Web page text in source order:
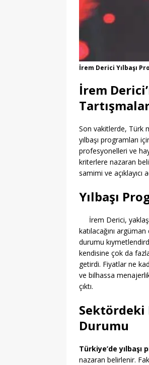
İrem Derici Yılbaşı
İrem
Son vakitlerde, Türk
yılbaşı programları
profesyonelleri ve
kriterlere nazaran
samimi ve açıklayıcı
Yılbaşı
İrem Derici,
katılacağını
durumu
kendisine çok da
getirdi. Fiyatlar ne
ve bilhassa
çıktı.
Sektördeki
Durumu
Türkiye’de
nazaran belirlenir.